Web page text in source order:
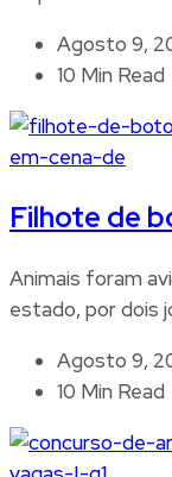
Agosto 9,
10 Min Read
Filhote de
Animais foram
estado, por dois
Agosto 9,
10 Min Read